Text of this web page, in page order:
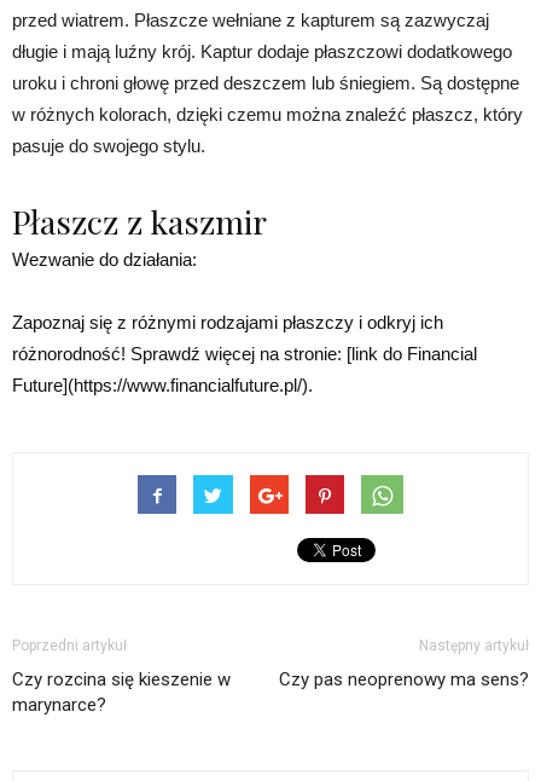
przed wiatrem. Płaszcze wełniane z kapturem są zazwyczaj
długie i mają luźny krój. Kaptur dodaje płaszczowi dodatkowego
uroku i chroni głowę przed deszczem lub śniegiem. Są dostępne
w różnych kolorach, dzięki czemu można znaleźć płaszcz, który
pasuje do swojego stylu.
Płaszcz z kaszmir
Wezwanie do działania:
Zapoznaj się z różnymi rodzajami płaszczy i odkryj ich
różnorodność! Sprawdź więcej na stronie: [link do Financial
Future](https://www.financialfuture.pl/).
Poprzedni artykuł
Czy rozcina się kieszenie w
marynarce?
Następny artykuł
Czy pas neoprenowy ma sens?